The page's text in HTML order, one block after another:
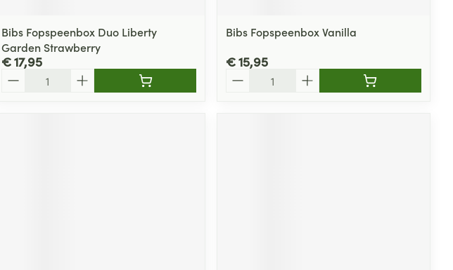
Bibs Fopspeenbox Duo Liberty
Garden Strawberry
€ 17,95
Bibs Fopspeenbox Vanilla
€ 15,95